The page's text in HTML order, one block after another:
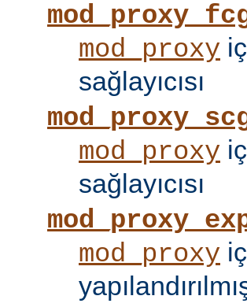
mod_proxy
sağlayıcısı
mod_proxy
sağlayıcısı
mod_proxy